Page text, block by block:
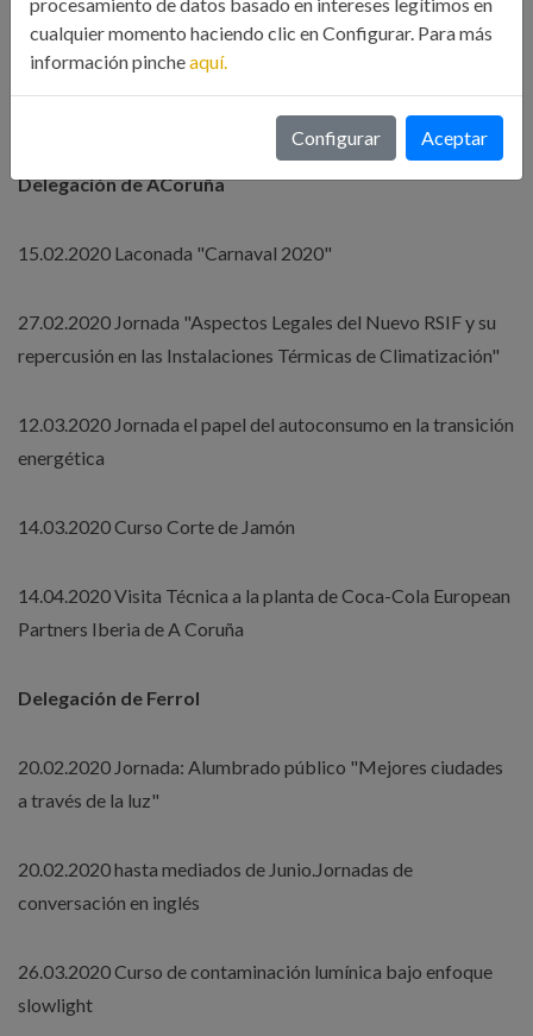
Curso online técnica de ventas: de la improvisación al método
Curso online de Personal Branding. Marca personal
Delegación de ACoruña
15.02.2020 Laconada "Carnaval 2020"
27.02.2020 Jornada "Aspectos Legales del Nuevo RSIF y su
repercusión en las Instalaciones Térmicas de Climatización"
12.03.2020 Jornada el papel del autoconsumo en la transición
energética
14.03.2020 Curso Corte de Jamón
14.04.2020 Visita Técnica a la planta de Coca-Cola European
Partners Iberia de A Coruña
Delegación de Ferrol
20.02.2020 Jornada: Alumbrado público "Mejores ciudades
a través de la luz"
20.02.2020 hasta mediados de Junio.Jornadas de
conversación en inglés
26.03.2020 Curso de contaminación lumínica bajo enfoque
slowlight
cualquier momento haciendo clic en Configurar. Para más
información pincheaquí.
Configurar Aceptar